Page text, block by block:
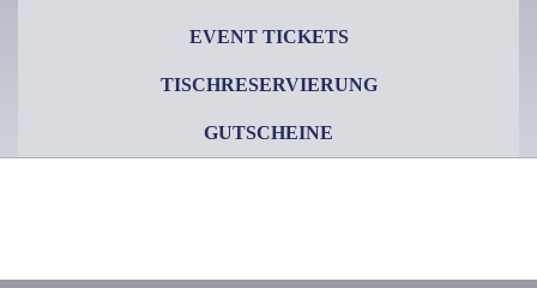
EVENT TICKETS
TISCHRESERVIERUNG
GUTSCHEINE